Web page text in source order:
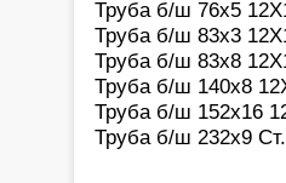
Труба б/ш 76х5
Труба б/ш 83х3
Труба б/ш 83х8
Труба б/ш 140х8
Труба б/ш 152х16
Труба б/ш 232х9